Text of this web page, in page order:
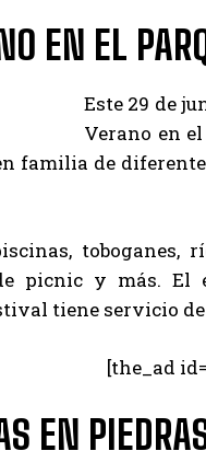
EN EL
Este 29 de
Verano en
familia de
toboganes,
picnic y más.
tiene servicio
[the_ad
EN